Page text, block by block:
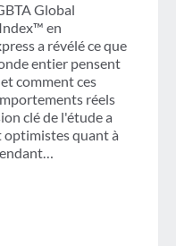
Global
en
a révélé ce que
entier pensent
comment ces
réels
clé de l'étude a
optimistes quant à